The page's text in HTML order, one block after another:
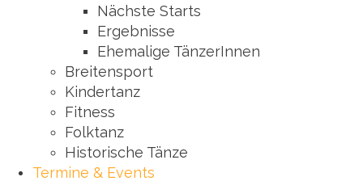
Nächste Starts
Ergebnisse
Ehemalige TänzerInnen
Breitensport
Kindertanz
Fitness
Folktanz
Historische Tänze
Termine & Events